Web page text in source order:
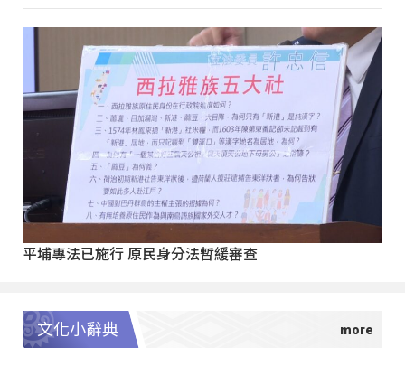
平埔專法已施行 原民身分法暫緩審查
文化小辭典